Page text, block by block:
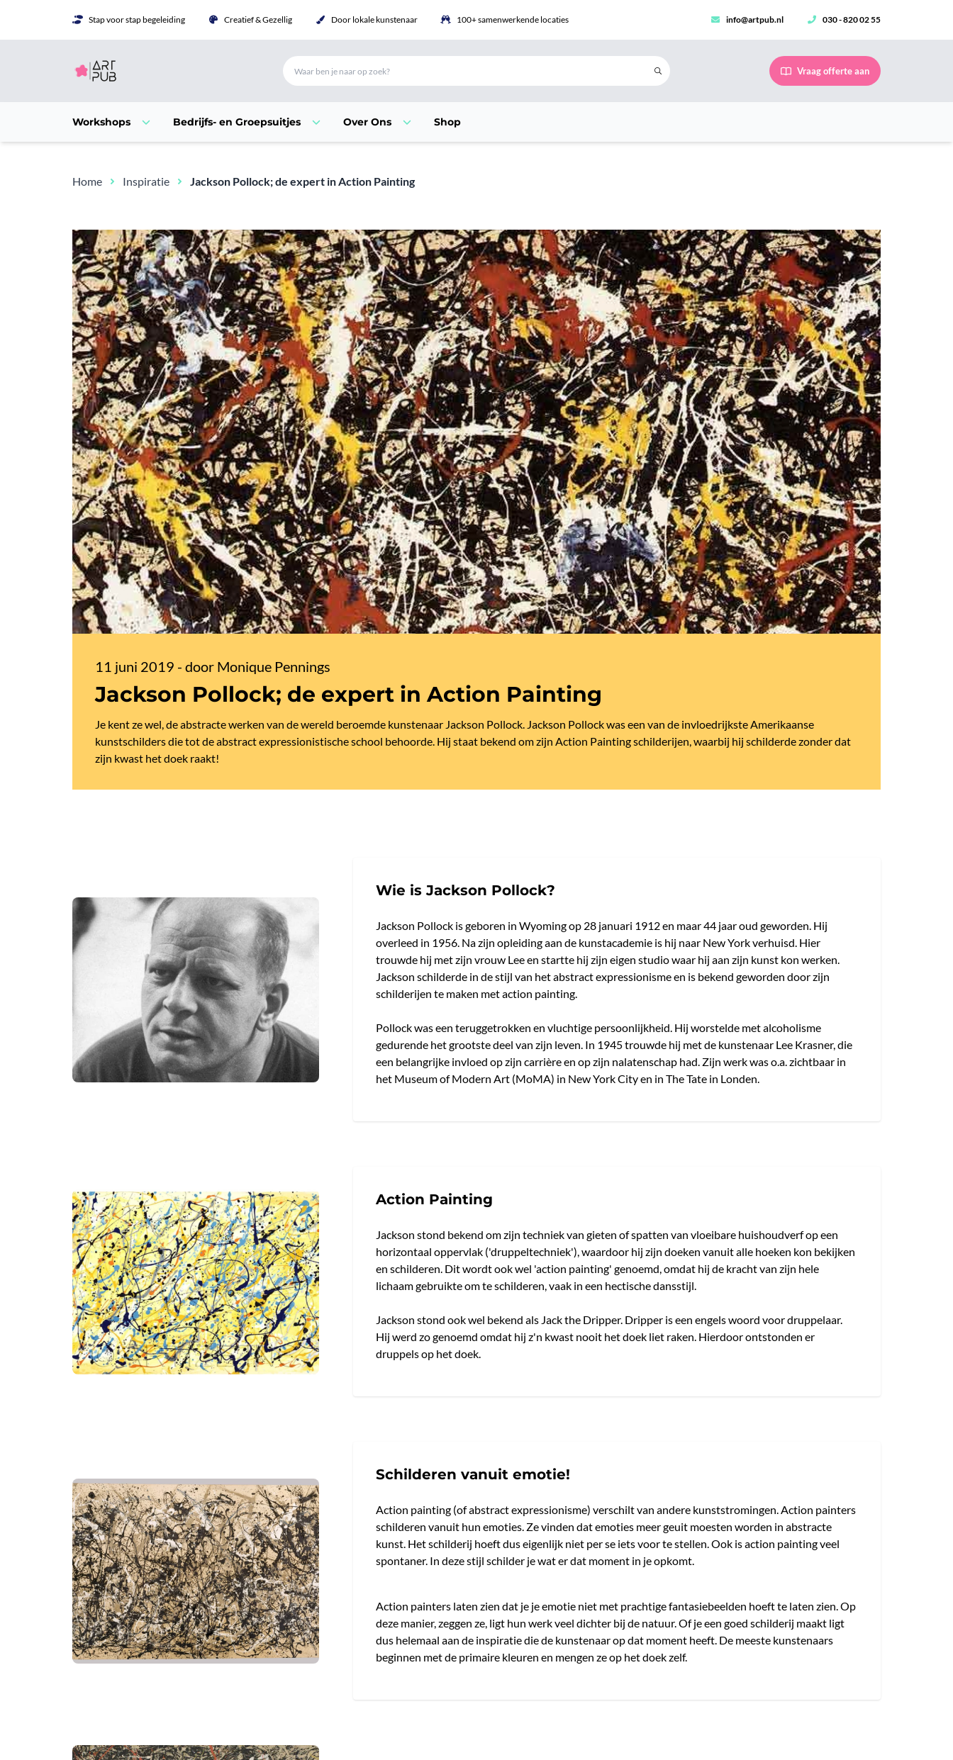
Stap voor stap begeleiding Creatief & Gezellig Door lokale kunstenaar 100+ samenwerkende locaties info@artpub.nl 030 - 820 02 55
Vraag offerte aan
Workshops Bedrijfs- en Groepsuitjes Over Ons Shop
Home Inspiratie Jackson Pollock; de expert in Action Painting
11 juni 2019 - door Monique Pennings
Jackson Pollock; de expert in Action Painting
Je kent ze wel, de abstracte werken van de wereld beroemde kunstenaar Jackson Pollock. Jackson Pollock was een van de invloedrijkste Amerikaanse
kunstschilders die tot de abstract expressionistische school behoorde. Hij staat bekend om zijn Action Painting schilderijen, waarbij hij schilderde zonder dat
zijn kwast het doek raakt!
Wie is Jackson Pollock?
Jackson Pollock is geboren in Wyoming op 28 januari 1912 en maar 44 jaar oud geworden. Hij
overleed in 1956. Na zijn opleiding aan de kunstacademie is hij naar New York verhuisd. Hier
trouwde hij met zijn vrouw Lee en startte hij zijn eigen studio waar hij aan zijn kunst kon werken.
Jackson schilderde in de stijl van het abstract expressionisme en is bekend geworden door zijn
schilderijen te maken met action painting.
Pollock was een teruggetrokken en vluchtige persoonlijkheid. Hij worstelde met alcoholisme
gedurende het grootste deel van zijn leven. In 1945 trouwde hij met de kunstenaar Lee Krasner, die
een belangrijke invloed op zijn carrière en op zijn nalatenschap had. Zijn werk was o.a. zichtbaar in
het Museum of Modern Art (MoMA) in New York City en in The Tate in Londen.
Action Painting
Jackson stond bekend om zijn techniek van gieten of spatten van vloeibare huishoudverf op een
horizontaal oppervlak ('druppeltechniek'), waardoor hij zijn doeken vanuit alle hoeken kon bekijken
en schilderen. Dit wordt ook wel 'action painting' genoemd, omdat hij de kracht van zijn hele
lichaam gebruikte om te schilderen, vaak in een hectische dansstijl.
Jackson stond ook wel bekend als Jack the Dripper. Dripper is een engels woord voor druppelaar.
Hij werd zo genoemd omdat hij z'n kwast nooit het doek liet raken. Hierdoor ontstonden er
druppels op het doek.
Schilderen vanuit emotie!
Action painting (of abstract expressionisme) verschilt van andere kunststromingen. Action painters
schilderen vanuit hun emoties. Ze vinden dat emoties meer geuit moesten worden in abstracte
kunst. Het schilderij hoeft dus eigenlijk niet per se iets voor te stellen. Ook is action painting veel
spontaner. In deze stijl schilder je wat er dat moment in je opkomt.
Action painters laten zien dat je je emotie niet met prachtige fantasiebeelden hoeft te laten zien. Op
deze manier, zeggen ze, ligt hun werk veel dichter bij de natuur. Of je een goed schilderij maakt ligt
dus helemaal aan de inspiratie die de kunstenaar op dat moment heeft. De meeste kunstenaars
beginnen met de primaire kleuren en mengen ze op het doek zelf.